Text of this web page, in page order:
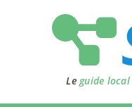
Le guide